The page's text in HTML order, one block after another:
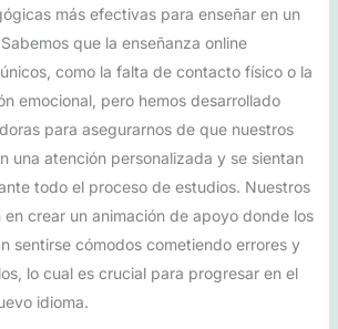
más efectivas para enseñar en un
que la enseñanza online
como la falta de contacto físico o la
emocional, pero hemos desarrollado
para asegurarnos de que nuestros
una atención personalizada y se sientan
todo el proceso de estudios. Nuestros
crear un animación de apoyo donde los
sentirse cómodos cometiendo errores y
lo cual es crucial para progresar en el
idioma.